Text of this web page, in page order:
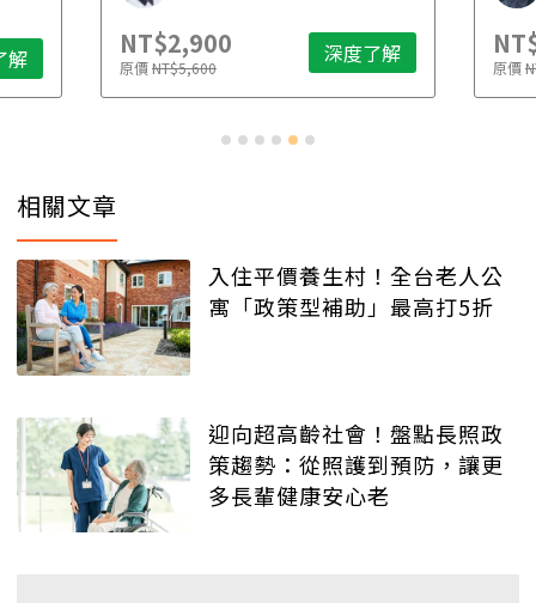
解 NT$2,900
原價NT$5,600 深度了解 原價
相關文章
入住平價養生村！全台老人公
寓「政策型補助」最高打5折
迎向超高齡社會！盤點長照政
策趨勢：從照護到預防，讓更
多長輩健康安心老